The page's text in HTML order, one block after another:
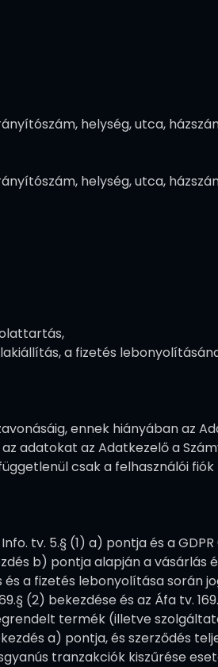
helység, utca,
helység, utca,
a fizetés
ennek hiányában az
adatokat az Adatkezelő a
csak a felhasználói
tv. 5.§ (1) a) pontja és a
b) pontja alapján a vásárlás
a fizetés lebonyolítása során
(2) bekezdése és az Áfa tv.
termék (illetve
a) pontja, és szerződés
tranzakciók kiszűrése